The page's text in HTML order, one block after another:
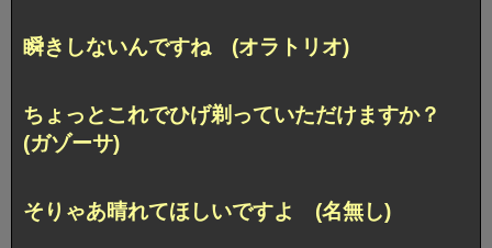
瞬きしないんですね (オラトリオ)
ちょっとこれでひげ剃っていただけますか？
(ガゾーサ)
そりゃあ晴れてほしいですよ (名無し)